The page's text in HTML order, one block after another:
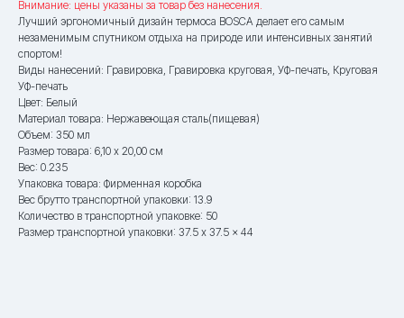
Внимание: цены указаны за товар без нанесения.
Лучший эргономичный дизайн термоса BOSCA делает его самым
незаменимым спутником отдыха на природе или интенсивных занятий
спортом!
Виды нанесений: Гравировка, Гравировка круговая, УФ-печать, Круговая
УФ-печать
Цвет: Белый
Материал товара: Нержавеющая сталь(пищевая)
Объем: 350 мл
Размер товара: 6,10 x 20,00 см
Вес: 0.235
Упаковка товара: Фирменная коробка
Вес брутто транспортной упаковки: 13.9
Количество в транспортной упаковке: 50
Размер транспортной упаковки: 37.5 x 37.5 x 44